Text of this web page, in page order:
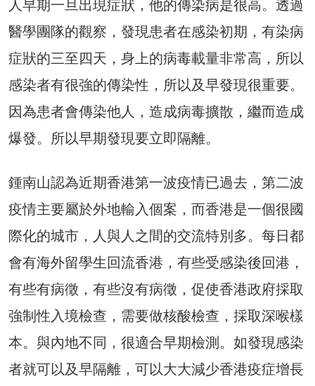
人早期一旦出現症狀，他的傳染病是很高。透過
醫學團隊的觀察，發現患者在感染初期，有染病
症狀的三至四天，身上的病毒載量非常高，所以
感染者有很強的傳染性，所以及早發現很重要。
因為患者會傳染他人，造成病毒擴散，繼而造成
爆發。所以早期發現要立即隔離。
鍾南山認為近期香港第一波疫情已過去，第二波
疫情主要屬於外地輸入個案，而香港是一個很國
際化的城市，人與人之間的交流特別多。每日都
會有海外留學生回流香港，有些受感染後回港，
有些有病徵，有些沒有病徵，促使香港政府採取
強制性入境檢查，需要做核酸檢查，採取深喉樣
本。與內地不同，很適合早期檢測。如發現感染
者就可以及早隔離，可以大大減少香港疫症增長